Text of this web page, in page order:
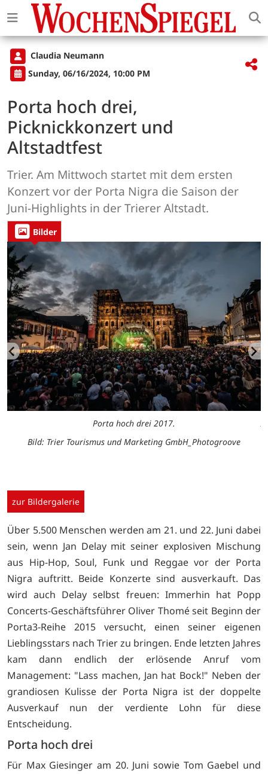
Claudia Neumann
Sunday, 06/16/2024, 10:00 PM
Porta hoch drei,
Picknickkonzert und
Altstadtfest
Trier. Am Mittwoch startet mit dem ersten
Konzert vor der Porta Nigra die Saison der
Juni-Highlights in der Trierer Altstadt.
Bilder
Porta hoch drei 2017.
Bild: Trier Tourismus und Marketing GmbH_Photogroove
zur Bildergalerie
Über 5.500 Menschen werden am 21. und 22. Juni dabei
sein, wenn Jan Delay mit seiner explosiven Mischung
aus Hip-Hop, Soul, Funk und Reggae vor der Porta
Nigra auftritt. Beide Konzerte sind ausverkauft. Das
wird auch Delay selbst freuen: Immerhin hat Popp
Concerts-Geschäftsführer Oliver Thomé seit Beginn der
Porta3-Reihe 2015 versucht, einen seiner eigenen
Lieblingsstars nach Trier zu bringen. Ende letzten Jahres
kam dann endlich der erlösende Anruf vom
Management: "Lass machen, Jan hat Bock!" Neben der
grandiosen Kulisse der Porta Nigra ist der doppelte
Ausverkauf nun der verdiente Lohn für diese
Entscheidung.
Porta hoch drei
Für Max Giesinger am 20. Juni sowie Tom Gaebel und